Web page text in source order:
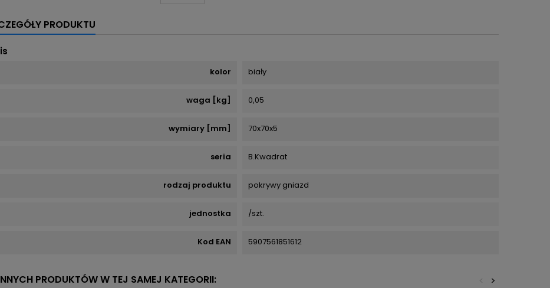
PRODUKTU
kolor biały
waga [kg] 0,05
wymiary [mm] 70x70x5
seria B.Kwadrat
rodzaj produktu pokrywy gniazd
jednostka /szt.
Kod EAN 5907561851612
PRODUKTÓW W TEJ SAMEJ KATEGORII: >
<